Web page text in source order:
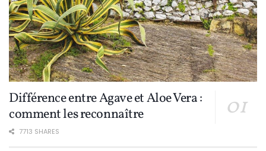
Différence entre Agave et Aloe Vera :
comment les reconnaître
7713 SHARES